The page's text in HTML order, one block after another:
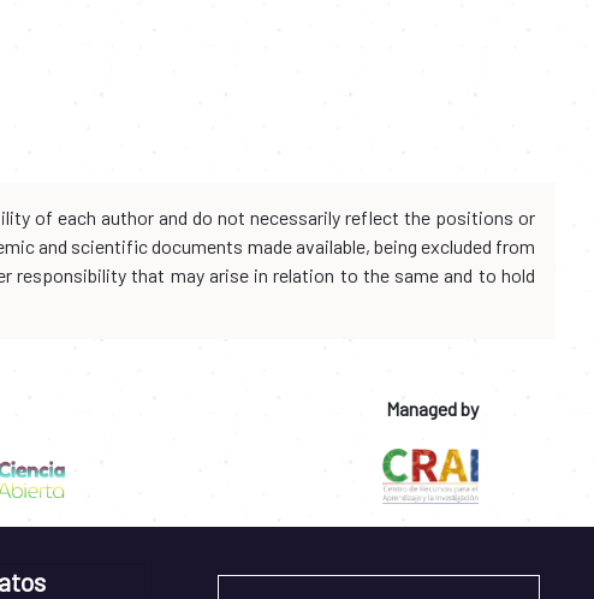
of each author and do not necessarily reflect the positions or
and scientific documents made available, being excluded from
responsibility that may arise in relation to the same and to hold
Managed by